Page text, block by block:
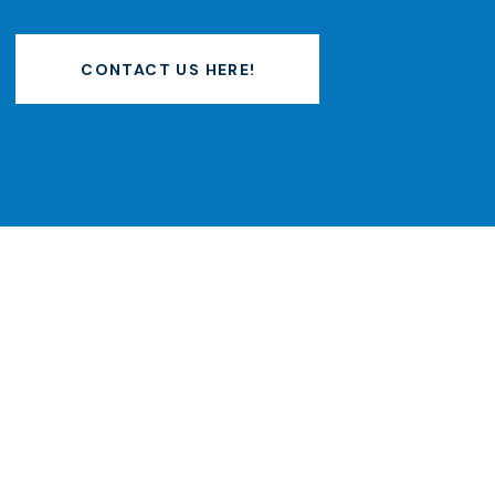
CONTACT US HERE!